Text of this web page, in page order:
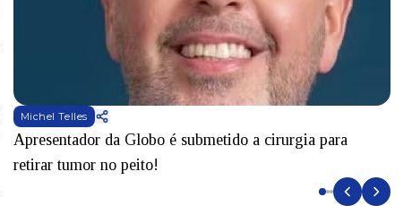
Michel Telles
Apresentador da Globo é submetido a cirurgia para
retirar tumor no peito!